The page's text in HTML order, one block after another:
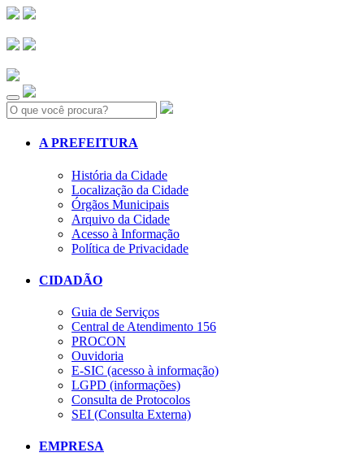
Search:
A PREFEITURA
História da Cidade
Localização da Cidade
Órgãos Municipais
Arquivo da Cidade
Acesso à Informação
Política de Privacidade
CIDADÃO
Guia de Serviços
Central de Atendimento 156
PROCON
Ouvidoria
E-SIC (acesso à informação)
LGPD (informações)
Consulta de Protocolos
SEI (Consulta Externa)
EMPRESA